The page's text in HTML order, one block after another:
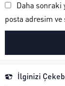
Daha sonraki
posta adresim ve
İlginizi